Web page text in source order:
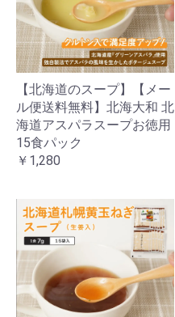
【北海道のスープ】【メー
ル便送料無料】北海大和 北
海道アスパラスープお徳用
15食パック
￥1,280